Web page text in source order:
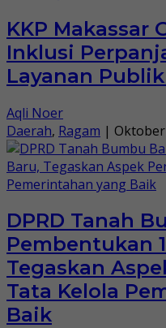
KKP Makassar
Inklusi
Layanan
Aqli Noer
Daerah, Ragam | Oktober
DPRD Tanah
Pembentukan
Tegaskan
Tata Kelola
Baik